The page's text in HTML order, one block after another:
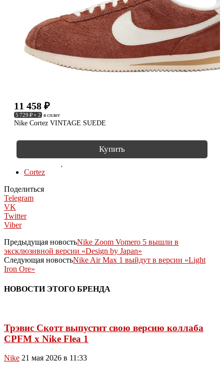
Nike Cortez VINTAGE SUEDE
11 458 ₽
5 729 ₽ × 2 в сплит
Купить
Cortez
Поделиться
Telegram
VK
Twitter
Viber
Предыдущая новостьNike Zoom Vomero 5 вышли в
эксклюзивной версии «Design by Japan»
Следующая новостьNike Air Max 1 выйдут в версии «Light
Iron Ore»
НОВОСТИ ЭТОГО БРЕНДА
Трэвис Скотт выпустит свою версию коллаба
CPFM x Nike Flea 1
Nike 21 мая 2026 в 11:33